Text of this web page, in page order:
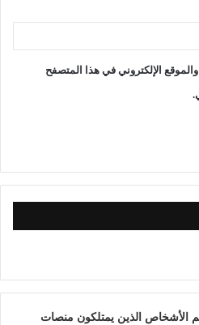
الإلكتروني في هذا المتصفح
الأشخاص الذين يمتلكون منصات